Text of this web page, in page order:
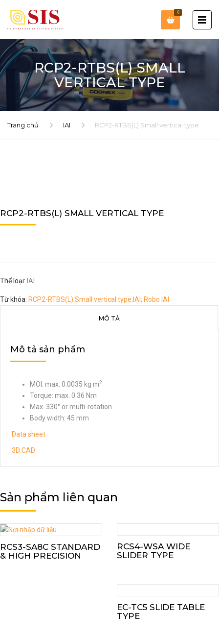
0
RCP2-RTBS(L) SMALL
VERTICAL TYPE
Trang chủ IAI RCP2-RTBS(L) Small vertical type
RCP2-RTBS(L) SMALL VERTICAL TYPE
Thể loại: IAI
Từ khóa: RCP2-RTBS(L);Small vertical type;IAI; Robo IAI
MÔ TẢ
Mô tả sản phẩm
MOI: max. 0.0035 kg·m2
Torque: max. 0.36 Nm
Max. 330° or multi-rotation
Body width: 45 mm
Data sheet
3D CAD
Sản phẩm liên quan
RCS3-SA8C STANDARD
& HIGH PRECISION
RCS4-WSA WIDE
SLIDER TYPE
EC-TC5 SLIDE TABLE
TYPE